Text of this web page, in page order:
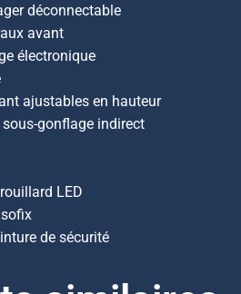
déconnectable
avant
électronique
ajustables en hauteur
sous-gonflage indirect
LED
de sécurité